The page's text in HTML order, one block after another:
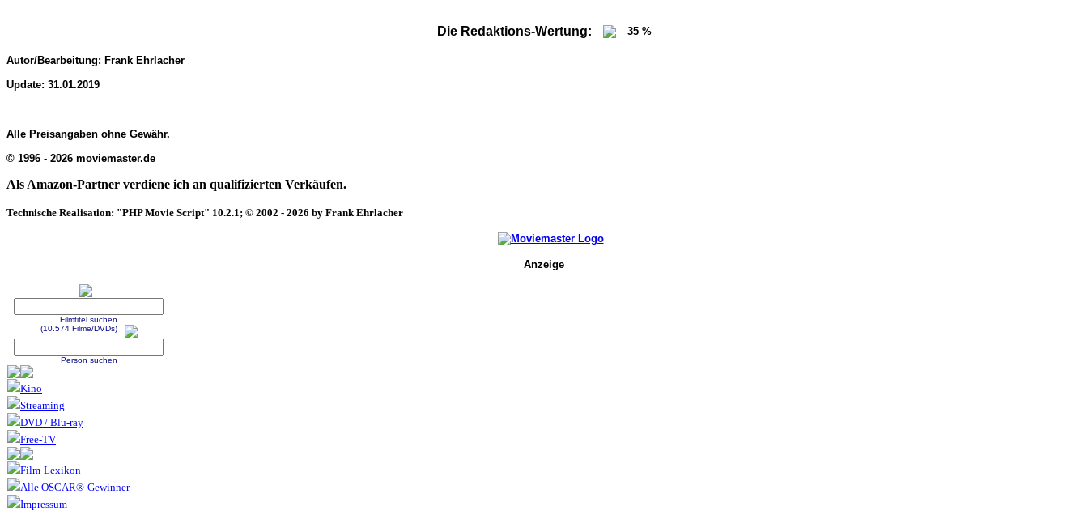
Die Redaktions-Wertung: 35 %
Autor/Bearbeitung: Frank Ehrlacher
Update: 31.01.2019
Alle Preisangaben ohne Gewähr.
© 1996 - 2026 moviemaster.de
Als Amazon-Partner verdiene ich an qualifizierten Verkäufen.
Technische Realisation: "PHP Movie Script" 10.2.1; © 2002 - 2026 by Frank Ehrlacher
Anzeige
Filmtitel suchen
(10.574 Filme/DVDs)
Person suchen
Kino
Streaming
DVD / Blu-ray
Free-TV
Film-Lexikon
Alle OSCAR®-Gewinner
Impressum